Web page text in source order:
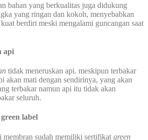
bahan yang berkualitas juga didukung
yang ringan dan kokoh, menyebabkan
berdiri meski mengalami guncangan saat
api
tidak meneruskan api. meskipun terbakar
akan mati dengan sendirinya, yang akan
terbakar namun api itu tidak akan
seluruh.
label
membran sudah memiliki sertifikat green